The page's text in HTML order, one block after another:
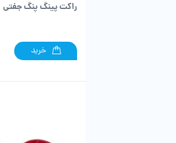
راکت پینگ پنگ جفتی
خرید